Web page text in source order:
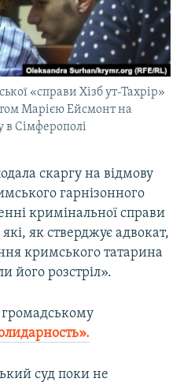
«справи Хізб ут-Тахрір»
Марією Ейсмонт на
в Сімферополі
скаргу на відмову
гарнізонного
кримінальної справи
як стверджує адвокат,
кримського татарина
його розстріл».
громадському
суд поки не